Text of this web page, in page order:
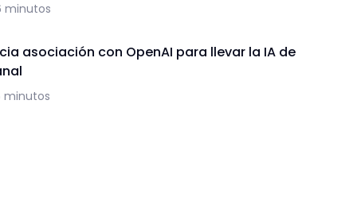
minutos
asociación con OpenAI para llevar la IA de
minutos